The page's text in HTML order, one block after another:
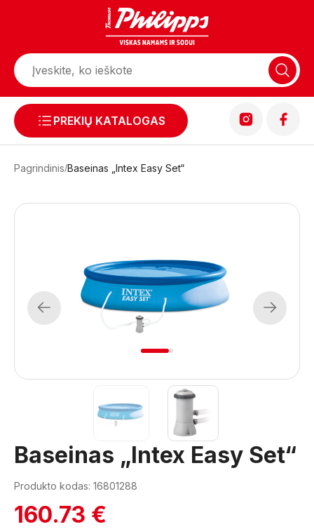
PREKIŲ KATALOGAS
Pagrindinis Baseinas „Intex Easy Set“
Previous Next
1 2
Baseinas „Intex Easy Set“
Produkto kodas: 16801288
160.73 €